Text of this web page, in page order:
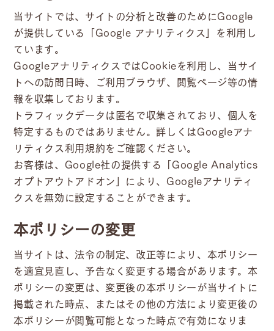
当サイトでは、サイトの分析と改善のためにGoogle
が提供している「Google アナリティクス」を利用し
ています。
GoogleアナリティクスではCookieを利用し、当サイ
トへの訪問日時、ご利用ブラウザ、閲覧ページ等の情
報を収集しております。
トラフィックデータは匿名で収集されており、個人を
特定するものではありません。詳しくはGoogleアナ
リティクス利用規約をご確認ください。
お客様は、Google社の提供する
「Google Analytics
オプトアウトアドオン」 により、Googleアナリティ
クスを無効に設定することができます。
本ポリシーの変更
当サイトは、法令の制定、改正等により、本ポリシー
を適宜見直し、予告なく変更する場合があります。本
ポリシーの変更は、変更後の本ポリシーが当サイトに
掲載された時点、またはその他の方法により変更後の
本ポリシーが閲覧可能となった時点で有効になりま